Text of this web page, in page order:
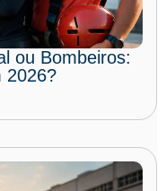
ou Bombeiros:
2026?